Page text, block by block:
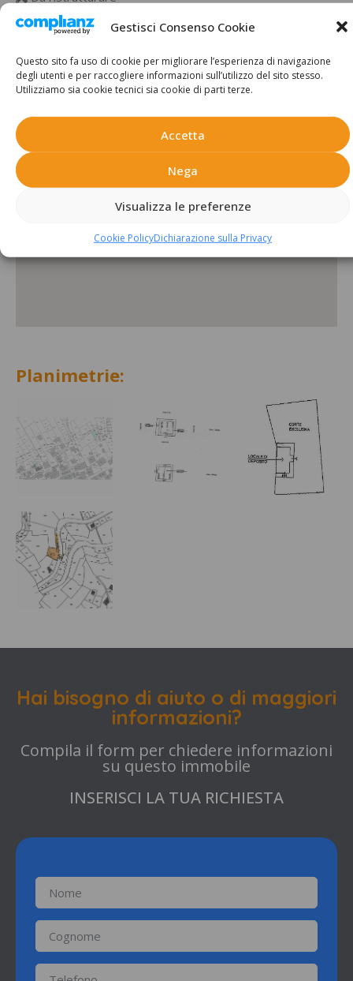
Gestisci Consenso Cookie
Questo sito fa uso di cookie per migliorare l’esperienza di navigazione
degli utenti e per raccogliere informazioni sull’utilizzo del sito stesso.
Utilizziamo sia cookie tecnici sia cookie di parti terze.
Accetta
Nega
Visualizza le preferenze
Cookie PolicyDichiarazione sulla Privacy
Posizione:
Planimetrie:
Hai bisogno di aiuto o di maggiori
informazioni?
Compila il form per chiedere informazioni
su questo immobile
INSERISCI LA TUA RICHIESTA